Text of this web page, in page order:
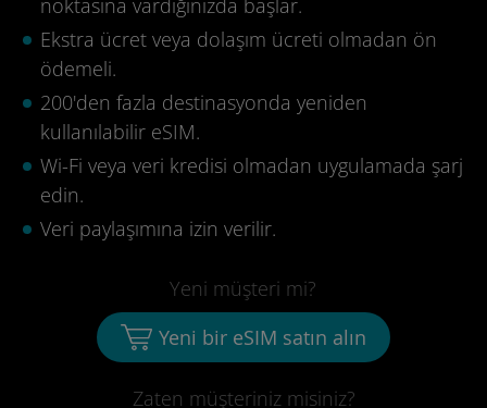
noktasına vardığınızda başlar.
Ekstra ücret veya dolaşım ücreti olmadan ön
ödemeli.
200'den fazla destinasyonda yeniden
kullanılabilir eSIM.
Wi-Fi veya veri kredisi olmadan uygulamada şarj
edin.
Veri paylaşımına izin verilir.
Zaten müşteriniz misiniz?
Yeni müşteri mi?
Yeni bir eSIM satın alın